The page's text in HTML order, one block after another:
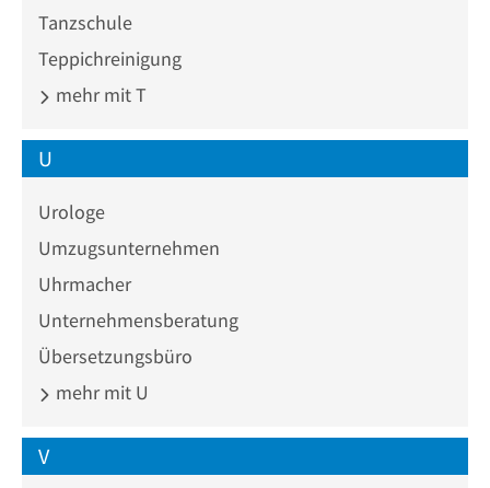
Tanzschule
Teppichreinigung
mehr mit T
U
Urologe
Umzugsunternehmen
Uhrmacher
Unternehmensberatung
Übersetzungsbüro
mehr mit U
V